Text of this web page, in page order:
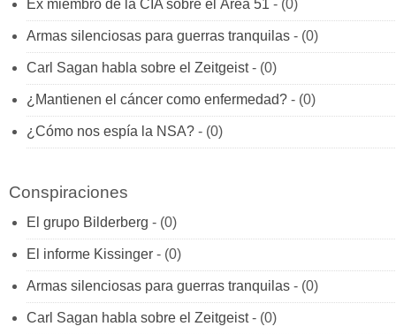
Ex miembro de la CIA sobre el Área 51 - (0)
Armas silenciosas para guerras tranquilas - (0)
Carl Sagan habla sobre el Zeitgeist- (0)
¿Mantienen el cáncer como enfermedad? - (0)
¿Cómo nos espía la NSA? - (0)
Conspiraciones
El grupo Bilderberg - (0)
El informe Kissinger - (0)
Armas silenciosas para guerras tranquilas - (0)
Carl Sagan habla sobre el Zeitgeist- (0)